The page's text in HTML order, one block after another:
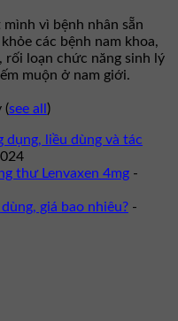
vì bệnh nhân sẵn
các bệnh nam khoa,
rối loạn chức năng sinh lý
muộn ở nam giới.
(see all )
dụng, liều dùng và tác
thư Lenvaxen 4mg -
giá bao nhiêu? -